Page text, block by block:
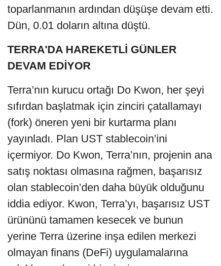
toparlanmanın ardından düşüşe devam etti.
Dün, 0.01 doların altına düştü.
TERRA'DA HAREKETLİ GÜNLER
DEVAM EDİYOR
Terra’nın kurucu ortağı Do Kwon, her şeyi
sıfırdan başlatmak için zinciri çatallamayı
(fork) öneren yeni bir kurtarma planı
yayınladı. Plan UST stablecoin’ini
içermiyor. Do Kwon, Terra’nın, projenin ana
satış noktası olmasına rağmen, başarısız
olan stablecoin’den daha büyük olduğunu
iddia ediyor. Kwon, Terra’yı, başarısız UST
ürününü tamamen kesecek ve bunun
yerine Terra üzerine inşa edilen merkezi
olmayan finans (DeFi) uygulamalarına